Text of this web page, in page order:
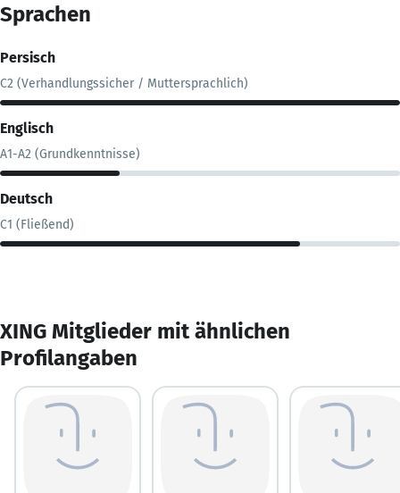
Sprachen
Persisch
C2 (Verhandlungssicher / Muttersprachlich)
Englisch
A1-A2 (Grundkenntnisse)
Deutsch
C1 (Fließend)
XING Mitglieder mit ähnlichen
Profilangaben